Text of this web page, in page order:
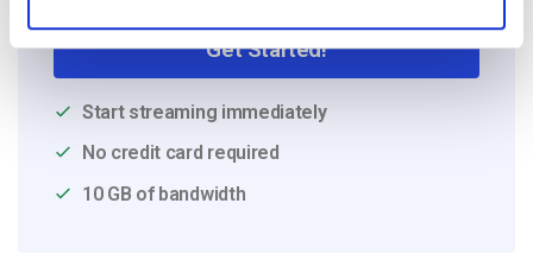
Get Started!
Start streaming immediately
No credit card required
10 GB of bandwidth